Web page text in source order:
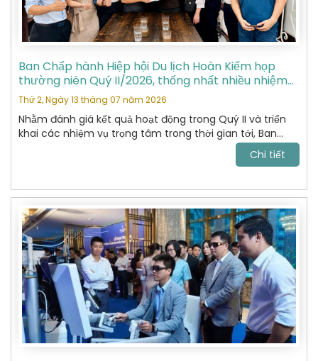
Ban Chấp hành Hiệp hội Du lịch Hoàn Kiếm họp
thường niên Quý II/2026, thống nhất nhiều nhiệm
vụ trọng tâm
Thứ 2, Ngày 13 tháng 07 năm 2026
Nhằm đánh giá kết quả hoạt động trong Quý II và triển
khai các nhiệm vụ trọng tâm trong thời gian tới, Ban
Chấp hành Hiệp hội Du lịch Hoàn Kiếm đã tổ chức cuộc
họp thường niên Quý II năm 2026 với sự tham dự của
môn.
Chi tiết